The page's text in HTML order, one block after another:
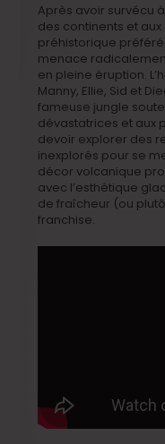
Après avoir survécu
des continents et
préhistorique
menace
en pleine éruption.
Manny, Ellie, Sid et
fameuse jungle
dévastatrices et aux
devoir explorer des
inexplorés pour se
décor volcanique
avec l’esthétique
de fraîcheur (ou
franchise.